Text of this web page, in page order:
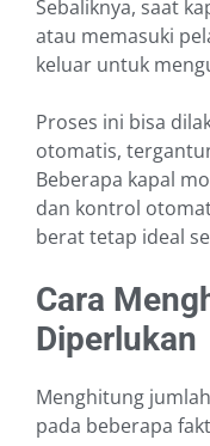
Sebaliknya, saat
atau memasuki
keluar untuk
Proses ini bisa
otomatis,
Beberapa kapal
dan kontrol
berat tetap ideal
Cara
Diperlukan
Menghitung
pada beberapa